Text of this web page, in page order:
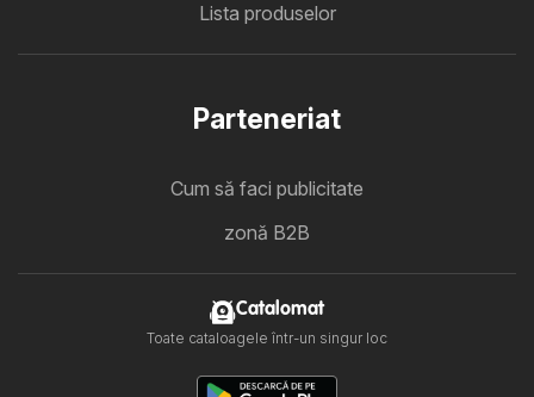
Lista produselor
Parteneriat
Cum să faci publicitate
zonă B2B
Catalomat
Toate cataloagele într-un singur loc